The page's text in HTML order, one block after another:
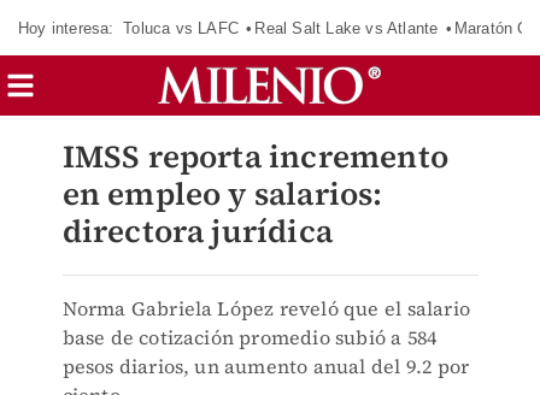
Hoy interesa: Toluca vs LAFC Real Salt Lake vs Atlante Maratón
IMSS reporta incremento
en empleo y salarios:
directora jurídica
Norma Gabriela López reveló que el salario
base de cotización promedio subió a 584
pesos diarios, un aumento anual del 9.2 por